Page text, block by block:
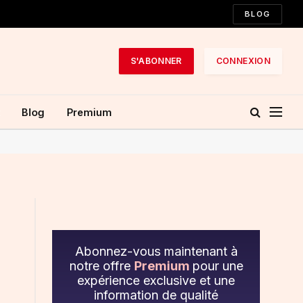
BLOG
S'ABONNER CONNEXION
Blog Premium
Abonnez-vous maintenant à
notre offre Premium pour une
expérience exclusive et une
information de qualité